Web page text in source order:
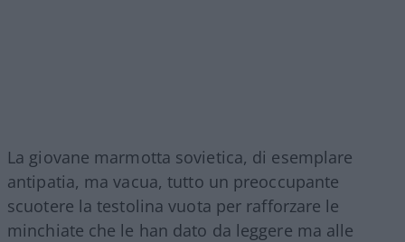
La giovane marmotta sovietica, di esemplare
antipatia, ma vacua, tutto un preoccupante
scuotere la testolina vuota per rafforzare le
minchiate che le han dato da leggere ma alle